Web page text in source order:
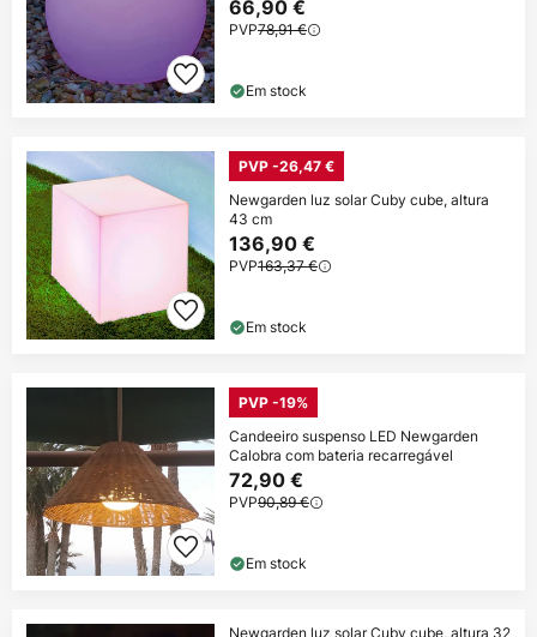
66,90 €
PVP78,91 €
Em stock
PVP -26,47 €
Newgarden luz solar Cuby cube, altura
43 cm
136,90 €
PVP163,37 €
Em stock
PVP -19%
Candeeiro suspenso LED Newgarden
Calobra com bateria recarregável
72,90 €
PVP90,89 €
Em stock